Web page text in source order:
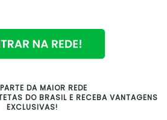
DA MAIOR REDE
DO BRASIL E RECEBA VANTAGENS
EXCLUSIVAS!